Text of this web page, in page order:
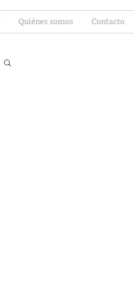
Quiénes somos Contacto